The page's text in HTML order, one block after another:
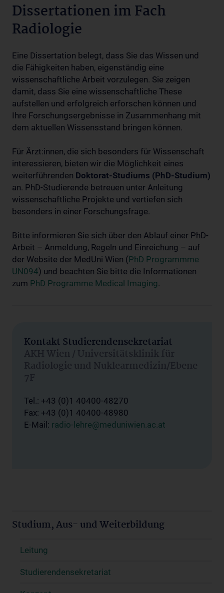
Dissertationen im Fach
Radiologie
Eine Dissertation belegt, dass Sie das Wissen und
die Fähigkeiten haben, eigenständig eine
wissenschaftliche Arbeit vorzulegen. Sie zeigen
damit, dass Sie eine wissenschaftliche These
aufstellen und erfolgreich erforschen können und
Ihre Forschungsergebnisse in Zusammenhang mit
dem aktuellen Wissensstand bringen können.
Für Ärzt:innen, die sich besonders für Wissenschaft
interessieren, bieten wir die Möglichkeit eines
weiterführenden Doktorat-Studiums (PhD-Studium)
an. PhD-Studierende betreuen unter Anleitung
wissenschaftliche Projekte und vertiefen sich
besonders in einer Forschungsfrage.
Bitte informieren Sie sich über den Ablauf einer PhD-
Arbeit – Anmeldung, Regeln und Einreichung – auf
der Website der MedUni Wien (PhD Programmme
UN094) und beachten Sie bitte die Informationen
zum PhD Programme Medical Imaging .
Kontakt Studierendensekretariat
AKH Wien / Universitätsklinik für
Radiologie und Nuklearmedizin/Ebene
7F
Tel.: +43 (0)1 40400-48270
Fax: +43 (0)1 40400-48980
E-Mail: radio-lehre@meduniwien.ac.at
Studium, Aus- und Weiterbildung
Leitung
Studierendensekretariat